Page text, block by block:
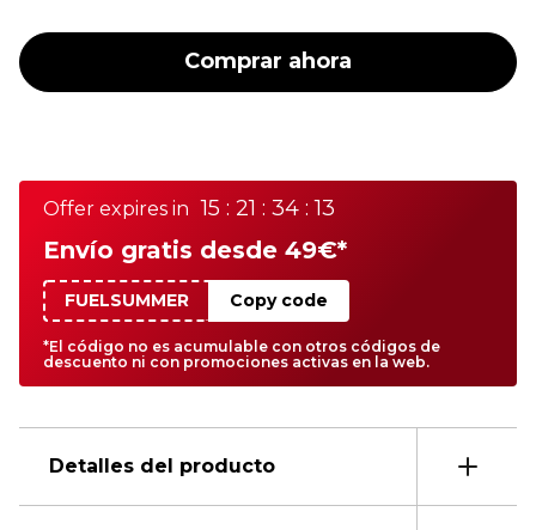
Comprar ahora
Offer expires in 15 : 21 : 34 : 13
Envío gratis desde 49€*
FUELSUMMER Copy code
*El código no es acumulable con otros códigos de
descuento ni con promociones activas en la web.
Detalles del producto